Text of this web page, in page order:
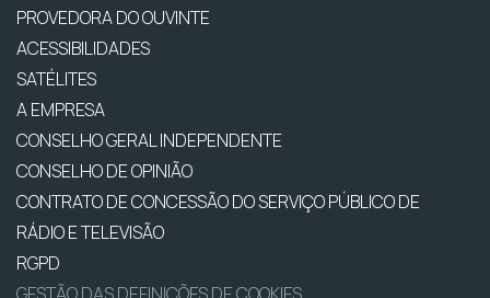
PROVEDORA DO OUVINTE
ACESSIBILIDADES
SATÉLITES
A EMPRESA
CONSELHO GERAL INDEPENDENTE
CONSELHO DE OPINIÃO
CONTRATO DE CONCESSÃO DO SERVIÇO PÚBLICO DE
RÁDIO E TELEVISÃO
RGPD